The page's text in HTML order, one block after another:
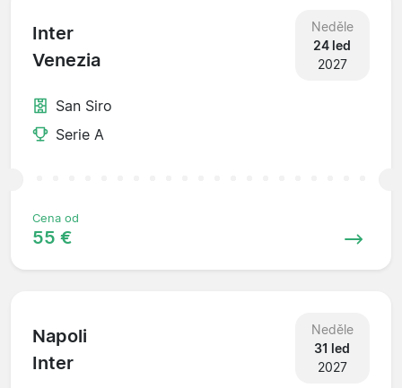
Inter
Venezia
Neděle
24 led
2027
San Siro
Serie A
Cena od
55 €
Napoli
Inter
Neděle
31 led
2027